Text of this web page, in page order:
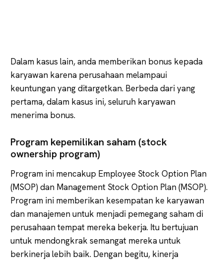
Dalam kasus lain, anda memberikan bonus kepada
karyawan karena perusahaan melampaui
keuntungan yang ditargetkan. Berbeda dari yang
pertama, dalam kasus ini, seluruh karyawan
menerima bonus.
Program kepemilikan saham (stock
ownership program)
Program ini mencakup Employee Stock Option Plan
(MSOP) dan Management Stock Option Plan (MSOP).
Program ini memberikan kesempatan ke karyawan
dan manajemen untuk menjadi pemegang saham di
perusahaan tempat mereka bekerja. Itu bertujuan
untuk mendongkrak semangat mereka untuk
berkinerja lebih baik. Dengan begitu, kinerja